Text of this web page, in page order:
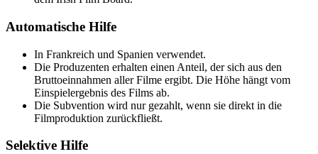
Automatische Hilfe
In Frankreich und Spanien verwendet.
Die Produzenten erhalten einen Anteil, der sich aus den
Bruttoeinnahmen aller Filme ergibt. Die Höhe hängt vom
Einspielergebnis des Films ab.
Die Subvention wird nur gezahlt, wenn sie direkt in die
Filmproduktion zurückfließt.
Selektive Hilfe